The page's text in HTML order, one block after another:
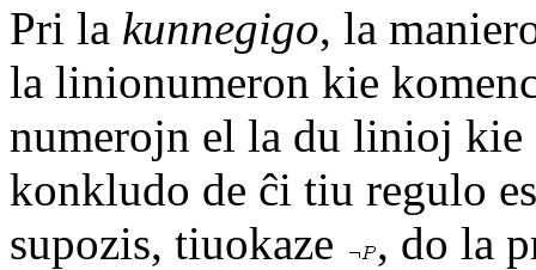
Pri la kunnegigo, la
la linionumeron kie
numerojn el la du linioj
konkludo de ĉi tiu regulo
supozis, tiuokaze
, do la